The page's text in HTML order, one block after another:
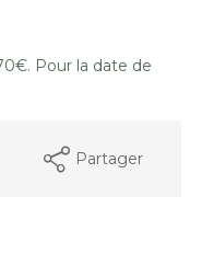
Pour la date de
Partager